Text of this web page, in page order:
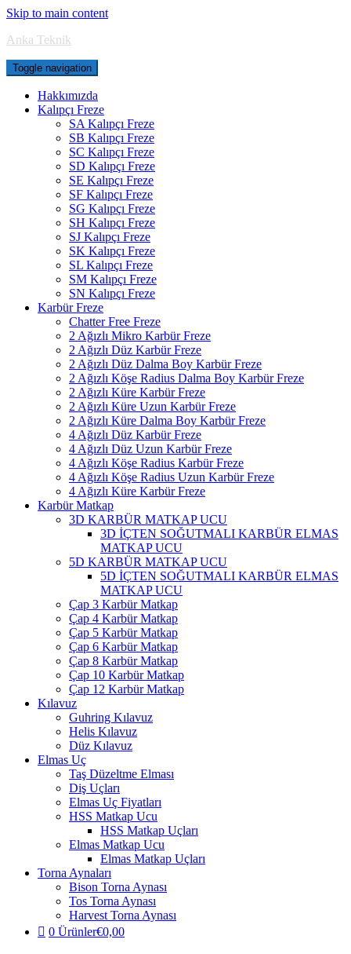
Skip to main content
Anka Teknik
Toggle navigation
Hakkımızda
Kalıpçı Freze
SA Kalıpçı Freze
SB Kalıpçı Freze
SC Kalıpçı Freze
SD Kalıpçı Freze
SE Kalıpçı Freze
SF Kalıpçı Freze
SG Kalıpçı Freze
SH Kalıpçı Freze
SJ Kalıpçı Freze
SK Kalıpçı Freze
SL Kalıpçı Freze
SM Kalıpçı Freze
SN Kalıpçı Freze
Karbür Freze
Chatter Free Freze
2 Ağızlı Mikro Karbür Freze
2 Ağızlı Düz Karbür Freze
2 Ağızlı Düz Dalma Boy Karbür Freze
2 Ağızlı Köşe Radius Dalma Boy Karbür Freze
2 Ağızlı Küre Karbür Freze
2 Ağızlı Küre Uzun Karbür Freze
2 Ağızlı Küre Dalma Boy Karbür Freze
4 Ağızlı Düz Karbür Freze
4 Ağızlı Düz Uzun Karbür Freze
4 Ağızlı Köşe Radius Karbür Freze
4 Ağızlı Köşe Radius Uzun Karbür Freze
4 Ağızlı Küre Karbür Freze
Karbür Matkap
3D KARBÜR MATKAP UCU
3D İÇTEN SOĞUTMALI KARBÜR ELMAS
MATKAP UCU
5D KARBÜR MATKAP UCU
5D İÇTEN SOĞUTMALI KARBÜR ELMAS
MATKAP UCU
Çap 3 Karbür Matkap
Çap 4 Karbür Matkap
Çap 5 Karbür Matkap
Çap 6 Karbür Matkap
Çap 8 Karbür Matkap
Çap 10 Karbür Matkap
Çap 12 Karbür Matkap
Kılavuz
Guhring Kılavuz
Helis Kılavuz
Düz Kılavuz
Elmas Uç
Taş Düzeltme Elması
Diş Uçları
Elmas Uç Fiyatları
HSS Matkap Ucu
HSS Matkap Uçları
Elmas Matkap Ucu
Elmas Matkap Uçları
Torna Aynaları
Bison Torna Aynası
Tos Torna Aynası
Harvest Torna Aynası
0 Ürünler€0,00